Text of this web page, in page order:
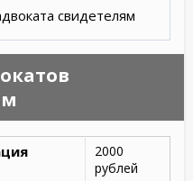
свидетелям
2000
рублей